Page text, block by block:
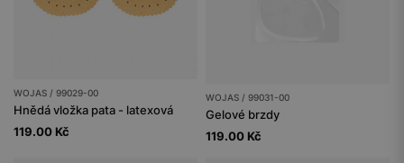
WOJAS / 99029-00
Hnědá vložka pata - latexová
119.00 Kč
WOJAS / 99031-00
Gelové brzdy
119.00 Kč